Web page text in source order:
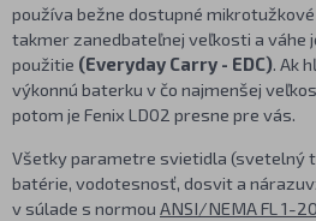
používa bežne dostupné
takmer zanedbateľnej veľkosti a váhe
použitie (Everyday Carry - EDC). Ak
výkonnú baterku v čo najmenšej
potom je Fenix LD02 presne pre vás.
Všetky parametre svietidla (svetelný
batérie, vodotesnosť, dosvit a
v súlade s normou ANSI/NEMA FL 1-